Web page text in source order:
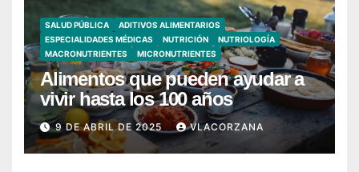
SALUD PÚBLICA
ADITIVOS ALIMENTARIOS
ESPECIALIDADES MÉDICAS
NUTRICIÓN
NUTRIOLOGÍA
MACRONUTRIENTES
MICRONUTRIENTES
Alimentos que pueden ayudar a
vivir hasta los 100 años
9 DE ABRIL DE 2025 VLACORZANA